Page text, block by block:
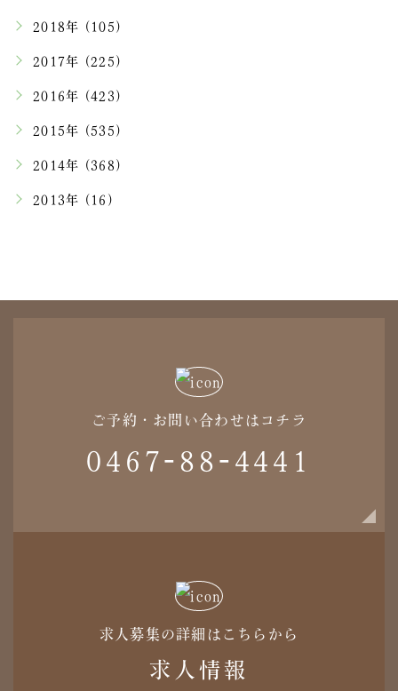
2018年 (105)
2017年 (225)
2016年 (423)
2015年 (535)
2014年 (368)
2013年 (16)
ご予約・お問い合わせはコチラ
0467-88-4441
求人募集の詳細はこちらから
求人情報